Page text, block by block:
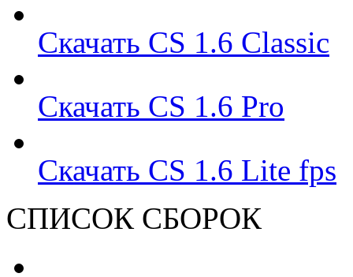
Скачать CS 1.6 Classic
Скачать CS 1.6 Pro
Скачать CS 1.6 Lite fps
СПИСОК СБОРОК